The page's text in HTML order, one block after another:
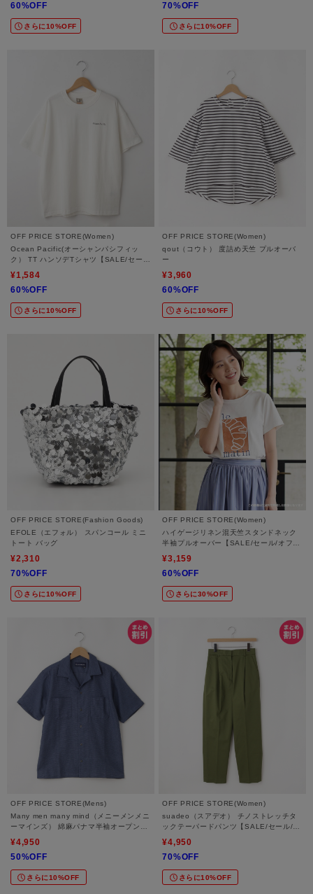
60%OFF
さらに10%OFF
70%OFF
さらに10%OFF
OFF PRICE STORE(Women)
Ocean Pacific(オーシャンパシフィッ
ク） TT ハンソデTシャツ【SALE/セー
レンド】
¥1,584
60%OFF
さらに10%OFF
OFF PRICE STORE(Women)
qout（コウト） 度詰め天竺 プルオーバ
ー
¥3,960
60%OFF
さらに10%OFF
OFF PRICE STORE(Fashion Goods)
EFOLE（エフォル） スパンコール ミニ
トート バッグ
¥2,310
70%OFF
さらに10%OFF
OFF PRICE STORE(Women)
ハイゲージリネン混天竺スタンドネック
半袖プルオーバー【SALE/セール/オフプ
¥3,159
60%OFF
さらに30%OFF
OFF PRICE STORE(Mens)
Many men many mind（メニーメンメニ
ーマインズ） 綿麻パナマ半袖オープンカ
ラーシャツ【SALE/セール/オフプライ
ス/カジュアル/デイリー/トレンド/ユニセ
ックス】
¥4,950
50%OFF
さらに10%OFF
OFF PRICE STORE(Women)
suadeo（スアデオ） チノストレッチタ
ックテーパードパンツ【SALE/セール/オ
フプライス/カジュアル/デイリー/トレン
ド】
¥4,950
70%OFF
さらに10%OFF